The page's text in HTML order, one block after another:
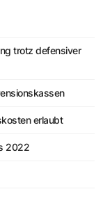
trotz defensiver
erlaubt
2022